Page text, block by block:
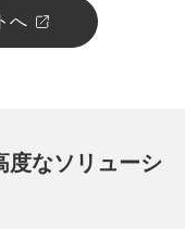
へ
度なソリューシ